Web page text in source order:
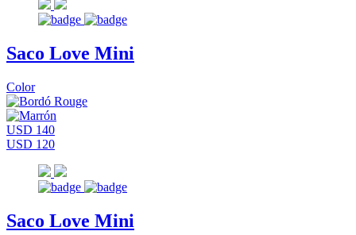
Saco Love Mini
Color
USD 140
USD 120
Saco Love Mini